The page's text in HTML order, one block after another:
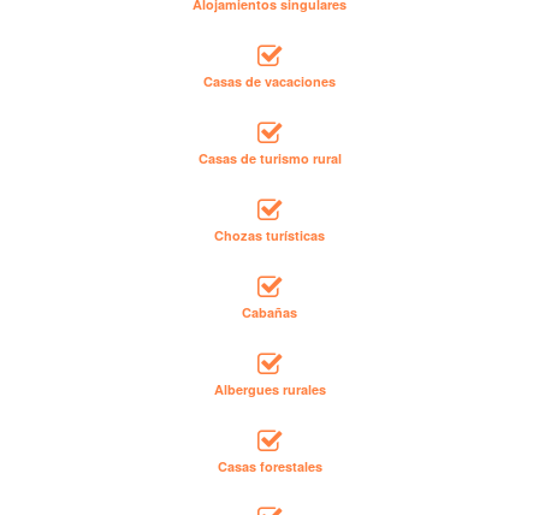
Alojamientos singulares
Casas de vacaciones
Casas de turismo rural
Chozas turísticas
Cabañas
Albergues rurales
Casas forestales